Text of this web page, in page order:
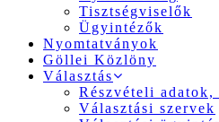
Tisztségviselők
Ügyintézők
Nyomtatványok
Göllei Közlöny
Választás
Részvételi adatok,
Választási szervek